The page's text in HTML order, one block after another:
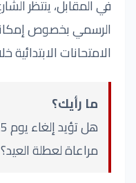
في المقابل، ينتظر
الرسمي بخصوص
الامتحانات الابتدائية
ما رأيك؟
مراعاة لعطلة العيد؟